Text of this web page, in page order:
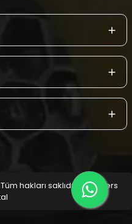
hakları saklıdır.
| Reliefers